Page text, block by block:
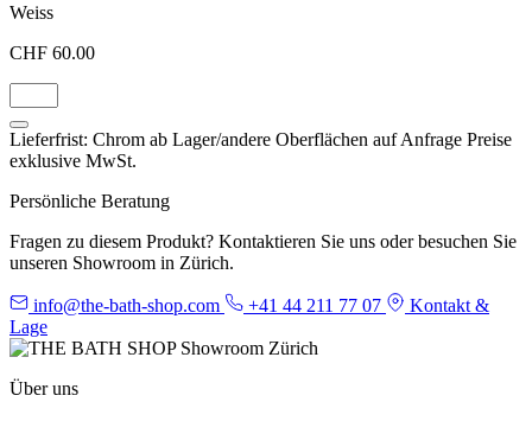
Weiss
CHF 60.00
Lieferfrist: Chrom ab Lager/andere Oberflächen auf Anfrage Preise
exklusive MwSt.
Persönliche Beratung
Fragen zu diesem Produkt? Kontaktieren Sie uns oder besuchen Sie
unseren Showroom in Zürich.
info@the-bath-shop.com +41 44 211 77 07
Kontakt &
Lage
Über uns